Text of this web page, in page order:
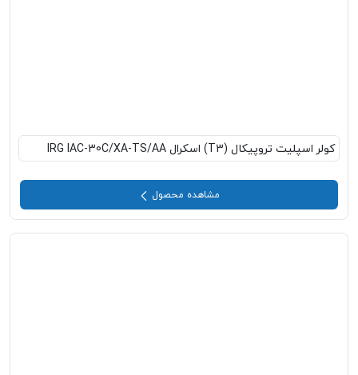
کولر اسپلیت تروپیکال (T3) اسکرال IRG IAC-30C/XA-TS/AA
مشاهده محصول